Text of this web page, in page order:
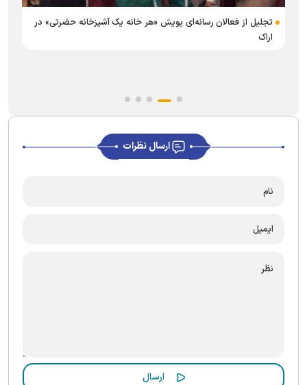
تجلیل از فعالان رسانه‌ای پویش «هر خانه یک آشپزخانه حضرتی» در
اراک
ارسال نظرات